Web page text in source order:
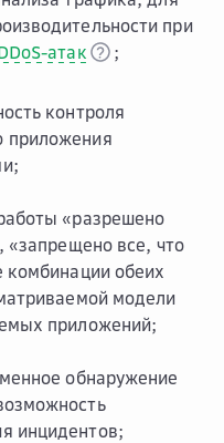
при
атак ;
контроля
приложения
«разрешено
«запрещено все, что
обеих
модели
приложений;
обнаружение
инцидентов;